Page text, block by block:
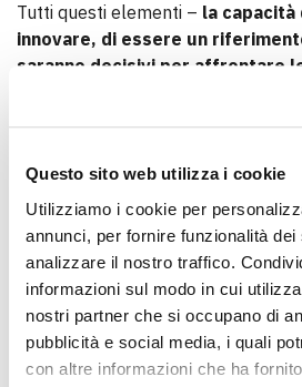
Questo sito web utilizza i cookie
Utilizziamo i cookie per
annunci, per fornire funzionalità
analizzare il nostro traffico.
informazioni sul modo in cui
nostri partner che si occupano di
pubblicità e social media, i quali
con altre informazioni che ha
Tutti questi elementi – la
innovare, di essere un
saranno decisivi per affrontare
porrà davanti, in primis il
vulnerabilità, che sono parte
agire culturale e politico.
Penso, per esempio, altema delle
parte della storia di Casa della
salute mentale , non concepito in
al tema delcarcere , oggi
che Papa Francesco chiama
temi dellaviolenza sulle donnee